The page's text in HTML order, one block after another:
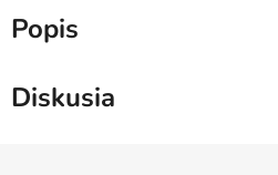
Popis
Diskusia